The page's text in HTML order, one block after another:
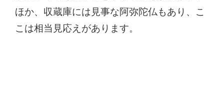
ほか、収蔵庫には見事な阿弥陀仏もあり、こ
こは相当見応えがあります。